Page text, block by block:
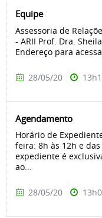
Equipe
Assessoria de
- ARII Prof. Dra.
Endereço para
28/05/20
Agendamento
Horário de
feira: 8h às 12h e
expediente é
ao...
28/05/20